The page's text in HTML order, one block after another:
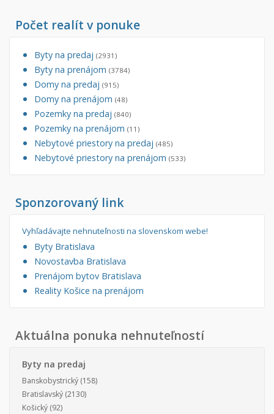
Počet realít v ponuke
Byty na predaj (2931)
Byty na prenájom (3784)
Domy na predaj (915)
Domy na prenájom (48)
Pozemky na predaj (840)
Pozemky na prenájom (11)
Nebytové priestory na predaj (485)
Nebytové priestory na prenájom (533)
Sponzorovaný link
Vyhľadávajte nehnuteľnosti na slovenskom webe!
Byty Bratislava
Novostavba Bratislava
Prenájom bytov Bratislava
Reality Košice na prenájom
Aktuálna ponuka nehnuteľností
Byty na predaj
Banskobystrický (158)
Bratislavský (2130)
Košický (92)